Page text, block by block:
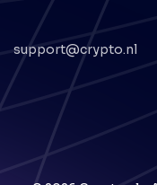
support@crypto.nl
© 2026 Crypto.nl -